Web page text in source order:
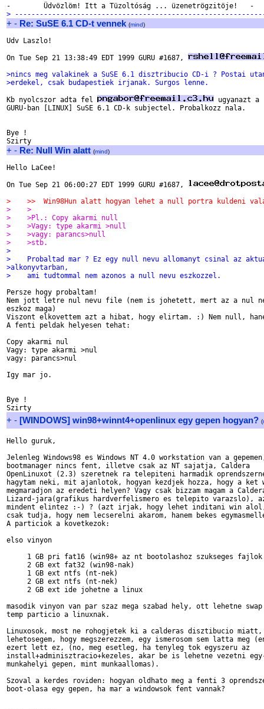
>
+ - Re: SuSE 6.1 CD-t vennek (mind)
Udv Laszlo!
On Tue Sep 21 13:38:49 EDT 1999 GURU #1687,
>nincs meg valakinek a SuSE 6.1 disztribucio CD-i ? Postai
>erdekel, csak budapestiek irjanak. Surgos lenne.
Kb nyolcszor adta fel
ugyanazt
GURU-ban [LINUX] SuSE 6.1 CD-k subjectel. Probalkozz nala.
Bye !
+ - Re: Null Win alatt (mind)
Hello LaCee!
On Tue Sep 21 06:00:27 EDT 1999 GURU #1687,
>    >>  Win98Hun alatt hogyan lehet a null portra kuldeni
>    >
>    >Pl.: Copy akarmi null
>    >Vagy: type akarmi >null
>    >vagy: parancs>null
>    >stb.
>
>    Probaltad mar ? Ez egy null nevu allomanyt csinal az
>alkonyvtarban,
>    ami tudtommal nem azonos a null nevu eszkozzel.
Persze hogy probaltam!
Nem jott letre nul nevu file (nem is johetett, mert az a nul
eszkoz maga)
Viszont elkovettem azt a hibat, hogy elirtam. :) Nem null,
A fenti peldak helyesen tehat:
Copy akarmi nul
Vagy: type akarmi >nul
vagy: parancs>nul
Igy mar jo.
Bye !
+ - [WINDOWS] win98+winnt4+openlinux egy gepen hogyan? (
Hello guruk,
Jelenleg Windows98 es Windows NT 4.0 workstation van a
bootmanager nincs fent, illetve csak az NT sajatja, Caldera
OpenLinuxot (2.3) szeretnek ra telepiteni harmadik
hagytam neki, mit ajanlotok, hogyan kezdjek hozza, hogy a ket
megmaradjon az eredeti helyen? Vagy csak bizzam magam a
Lizard-jara(grafikus hardverfelismero es telepito varazslo),
mindent elintez :-) ? (azt irjak, hogy lehet inditani win
csak tudja, hogy nem lecserelni akarom, hanem bekes
A particiok a kovetkezok:
elso vinyon
1 GB pri fat16 (win98+ az nt bootolashoz szukseges
     2 GB ext fat32 (win98-nak)
     1 GB ext ntfs (nt-nek)
     2 GB ext ntfs (nt-nek)
     2 GB ext ide johetne a linux
masodik vinyon van par szaz mega szabad hely, ott lehetne swap
temp particio a linuxnak.
Linuxosok, most ne rohogjetek ki a calderas disztibucio
lehetosegem, hogy megszerezzem, egy ismerosom sem latta meg
ezert lett ez, (no, meg esetleg, ha tenyleg tok egyszeru az
install+adminisztracio+kezeles, akar be is lehetne vezetni
munkahelyi gepen, mint munkaallomas).
Szoval a kerdes roviden: hogyan oldhato meg a fenti 3
boot-olasa egy gepen, ha mar a windowsok fent vannak?